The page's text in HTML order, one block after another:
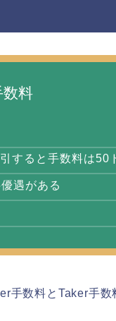
料
すると手数料は50
遇がある
手数料とTaker手数